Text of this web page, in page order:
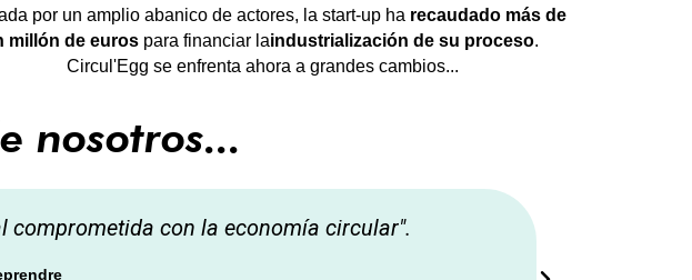
por un amplio abanico de actores, la start-up ha recaudado más de
millón de euros para financiar laindustrialización de su proceso.
Circul'Egg se enfrenta ahora a grandes cambios...
nosotros...
comprometida con la economía circular".